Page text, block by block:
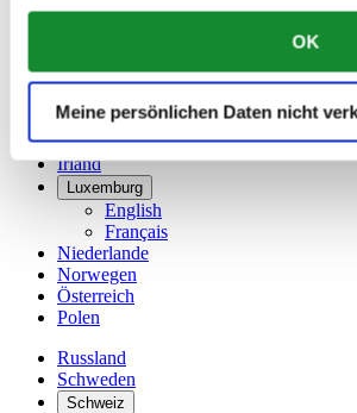
OK
Meine persönlichen Daten nicht
English
Deutschland
Finnland
France
Irland
Luxemburg
English
Français
Niederlande
Norwegen
Österreich
Polen
Russland
Schweden
Schweiz